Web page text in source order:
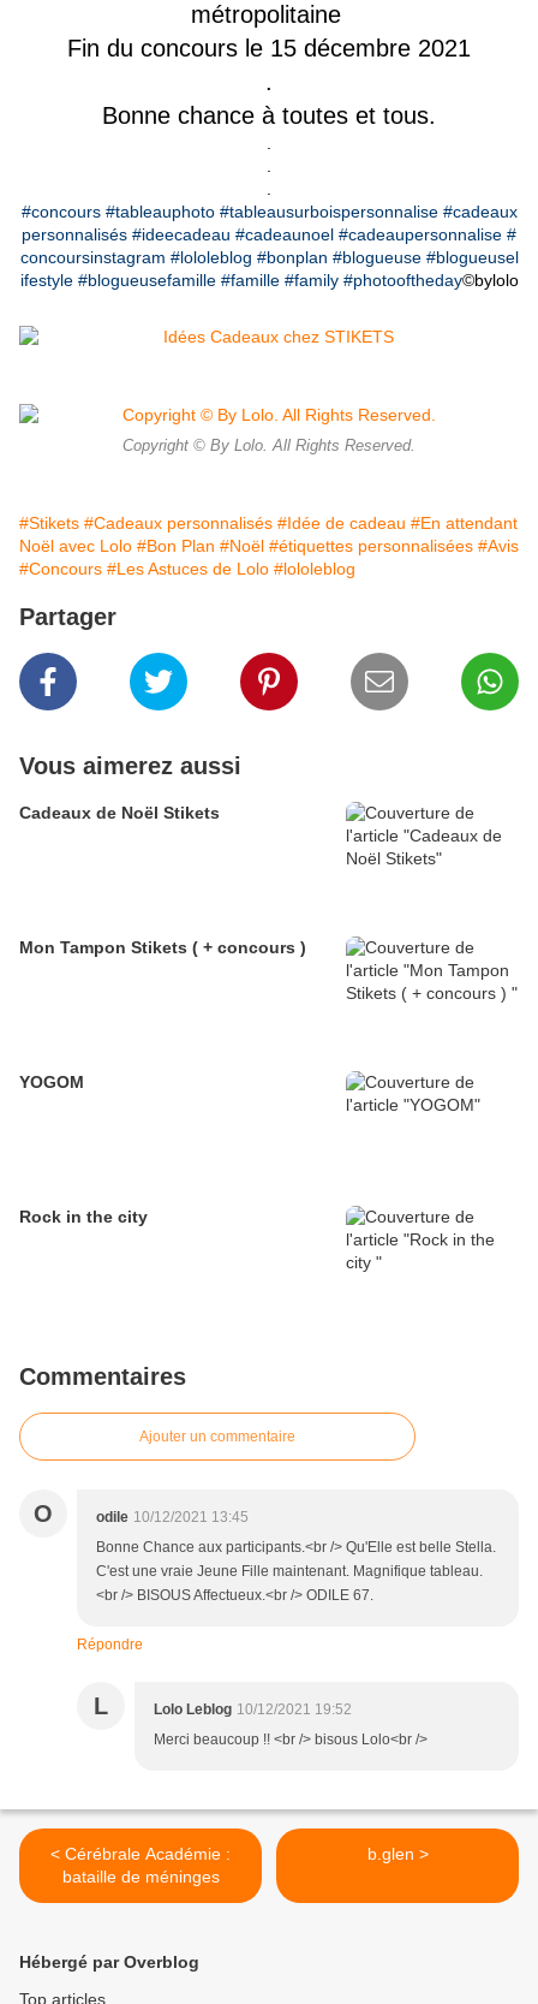
métropolitaine
Fin du concours le 15 décembre 2021
.
Bonne chance à toutes et tous.
#concours #tableauphoto #tableausurboispersonnalise #cadeaux
personnalisés #ideecadeau #cadeaunoel #cadeaupersonnalise #
concoursinstagram #lololeblog #bonplan #blogueuse #blogueusel
ifestyle #blogueusefamille #famille #family #photooftheday©️bylolo
Copyright © By Lolo. All Rights Reserved.
#Stikets #Cadeaux personnalisés #Idée de cadeau #En attendant
Noël avec Lolo #Bon Plan #Noël #étiquettes personnalisées #Avis
#Concours #Les Astuces de Lolo #lololeblog
Partager
Vous aimerez aussi
Cadeaux de Noël Stikets
Mon Tampon Stikets ( + concours )
YOGOM
Rock in the city
Commentaires
Ajouter un commentaire
O odile 10/12/2021 13:45
Bonne Chance aux participants.<br /> Qu'Elle est belle Stella.
C'est une vraie Jeune Fille maintenant. Magnifique tableau.
<br /> BISOUS Affectueux.<br /> ODILE 67.
Répondre
L Lolo Leblog 10/12/2021 19:52
Merci beaucoup !! <br /> bisous Lolo<br />
< Cérébrale Académie :
bataille de méninges
b.glen >
Hébergé par Overblog
Top articles